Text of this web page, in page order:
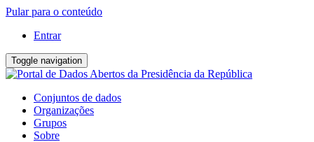
Pular para o conteúdo
Entrar
Toggle navigation
Conjuntos de dados
Organizações
Grupos
Sobre